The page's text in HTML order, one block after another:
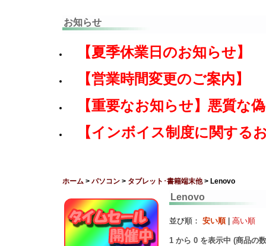
お知らせ
【夏季休業日のお知らせ】
【営業時間変更のご案内】
【重要なお知らせ】悪質な
【インボイス制度に関する
ホーム > パソコン > タブレット･書籍端末他> Lenovo
Lenovo
並び順： 安い順| 高い順
1 から 0 を表示中 (商品の